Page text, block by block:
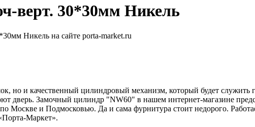
верт. 30*30мм Никель
но и качественный цилиндровый механизм, который будет
дверь. Замочный цилиндр "NW60" в нашем интернет-магазине
Москве и Подмосковью. Да и сама фурнитура стоит недорого.
Маркет».